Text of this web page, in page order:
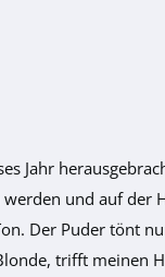
Jahr
und auf der
Der Puder tönt
trifft meinen